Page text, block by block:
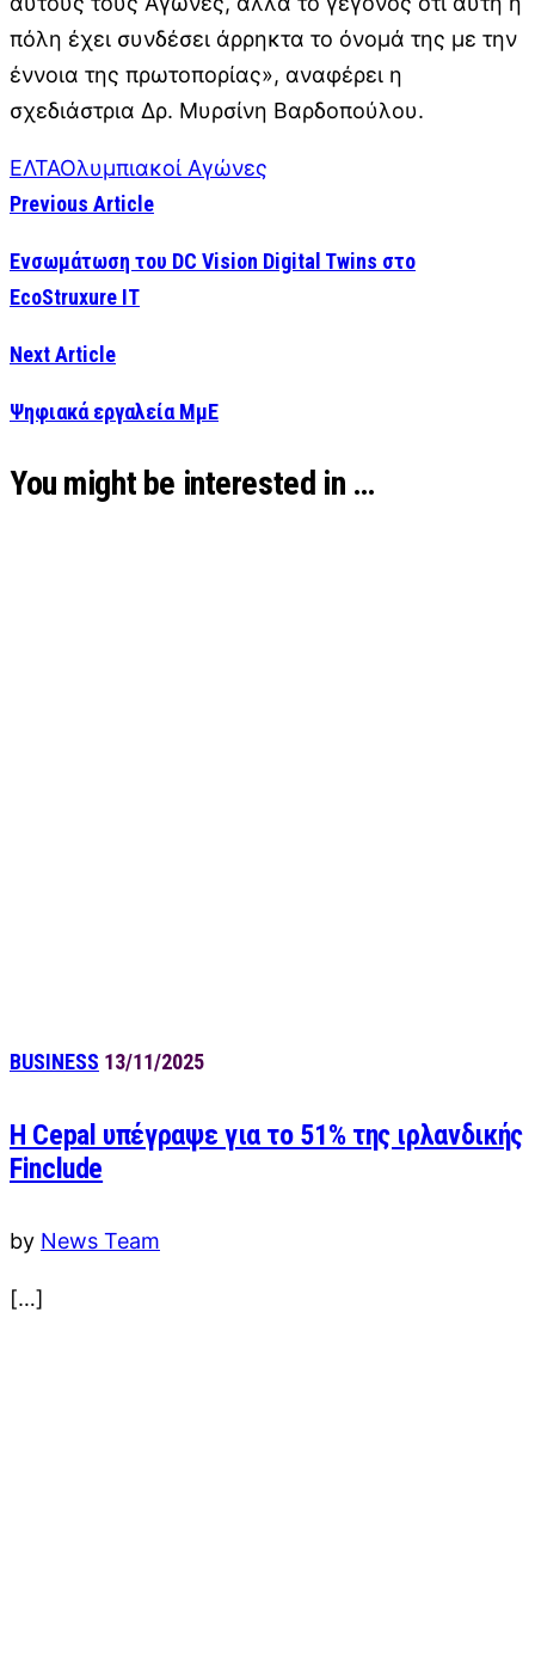
πόλη έχει συνδέσει άρρηκτα το όνομά της με την
έννοια της πρωτοπορίας», αναφέρει η
σχεδιάστρια Δρ. Μυρσίνη Βαρδοπούλου.
ΕΛΤΑΟλυμπιακοί Αγώνες
Previous Article
Ενσωμάτωση του DC Vision Digital Twins στο
EcoStruxure IT
Next Article
Ψηφιακά εργαλεία ΜμΕ
You might be interested in …
BUSINESS 13/11/2025
Η Cepal υπέγραψε για το 51% της ιρλανδικής
Finclude
by News Team
[…]